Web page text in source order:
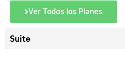
Ver Todos los Planes
Suite